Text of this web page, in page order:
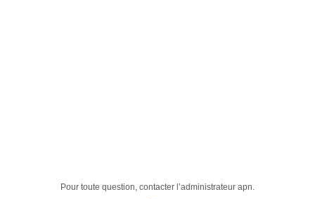
Pour toute question, contacter l’administrateur apn.